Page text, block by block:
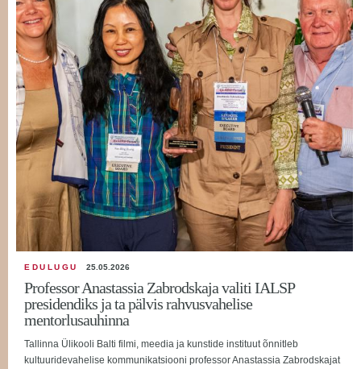
EDULUGU 25.05.2026
Professor Anastassia Zabrodskaja valiti IALSP
presidendiks ja ta pälvis rahvusvahelise
mentorlusauhinna
Tallinna Ülikooli Balti filmi, meedia ja kunstide instituut õnnitleb
kultuuridevahelise kommunikatsiooni professor Anastassia Zabrodskajat